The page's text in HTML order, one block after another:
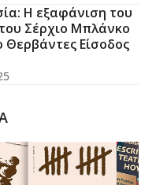
Η εξαφάνιση του
Σέρχιο Μπλάνκο
Θερβάντες Είσοδος